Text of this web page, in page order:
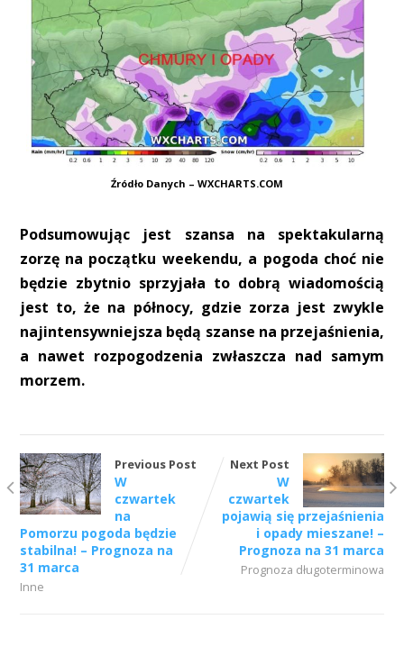
Źródło Danych – WXCHARTS.COM
Podsumowując jest szansa na spektakularną
zorzę na początku weekendu, a pogoda choć nie
będzie zbytnio sprzyjała to dobrą wiadomością
jest to, że na północy, gdzie zorza jest zwykle
najintensywniejsza będą szanse na przejaśnienia,
a nawet rozpogodzenia zwłaszcza nad samym
morzem.
Previous Post
W
czwartek
na
Pomorzu pogoda będzie
stabilna! – Prognoza na
31 marca
Inne
Next Post
W
czwartek
pojawią się przejaśnienia
i opady mieszane! –
Prognoza na 31 marca
Prognoza długoterminowa